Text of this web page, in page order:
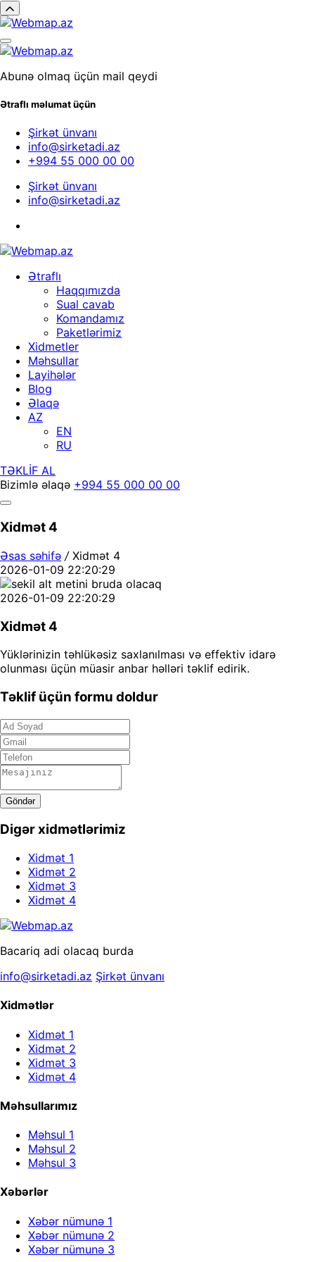
Abunə olmaq üçün mail qeydi
Ətraflı məlumat üçün
Şirkət ünvanı
info@sirketadi.az
+994 55 000 00 00
Şirkət ünvanı
info@sirketadi.az
Ətraflı
Haqqımızda
Sual cavab
Komandamız
Paketlərimiz
Xidmetler
Məhsullar
Layihələr
Blog
Əlaqə
AZ
EN
RU
TƏKLİF AL
Bizimlə əlaqə +994 55 000 00 00
Xidmət 4
Əsas səhifə / Xidmət 4
2026-01-09 22:20:29
2026-01-09 22:20:29
Xidmət 4
Yüklərinizin təhlükəsiz saxlanılması və effektiv idarə
olunması üçün müasir anbar həlləri təklif edirik.
Təklif üçün formu doldur
Göndər
Digər xidmətlərimiz
Xidmət 1
Xidmət 2
Xidmət 3
Xidmət 4
Bacariq adi olacaq burda
info@sirketadi.az Şirkət ünvanı
Xidmətlər
Xidmət 1
Xidmət 2
Xidmət 3
Xidmət 4
Məhsullarımız
Məhsul 1
Məhsul 2
Məhsul 3
Xəbərlər
Xəbər nümunə 1
Xəbər nümunə 2
Xəbər nümunə 3